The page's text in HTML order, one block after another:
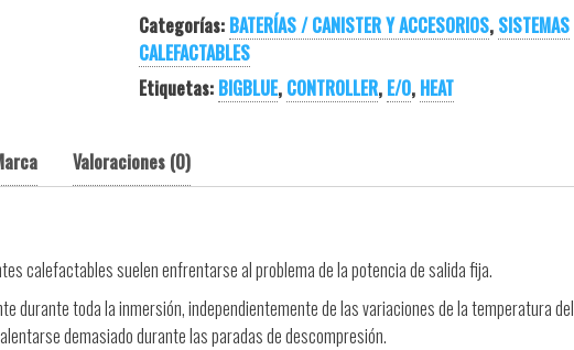
Categorías: BATERÍAS / CANISTER Y ACCESORIOS, SISTEMAS
CALEFACTABLES
Etiquetas: BIGBLUE, CONTROLLER, E/O, HEAT
Valoraciones (0)
calefactables suelen enfrentarse al problema de la potencia de salida fija.
durante toda la inmersión, independientemente de las variaciones de la temperatura del
demasiado durante las paradas de descompresión.